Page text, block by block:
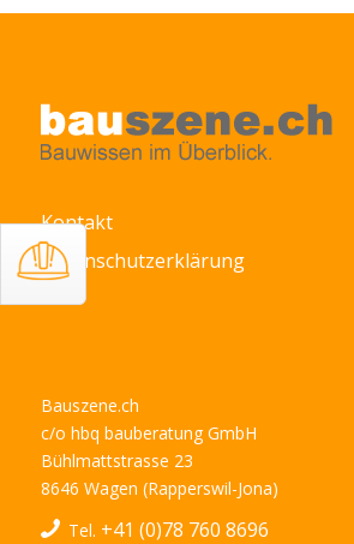
Kontakt
Datenschutzerklärung
Bauszene.ch
c/o hbq bauberatung GmbH
Bühlmattstrasse 23
8646 Wagen (Rapperswil-Jona)
Tel. +41 (0)78 760 8696